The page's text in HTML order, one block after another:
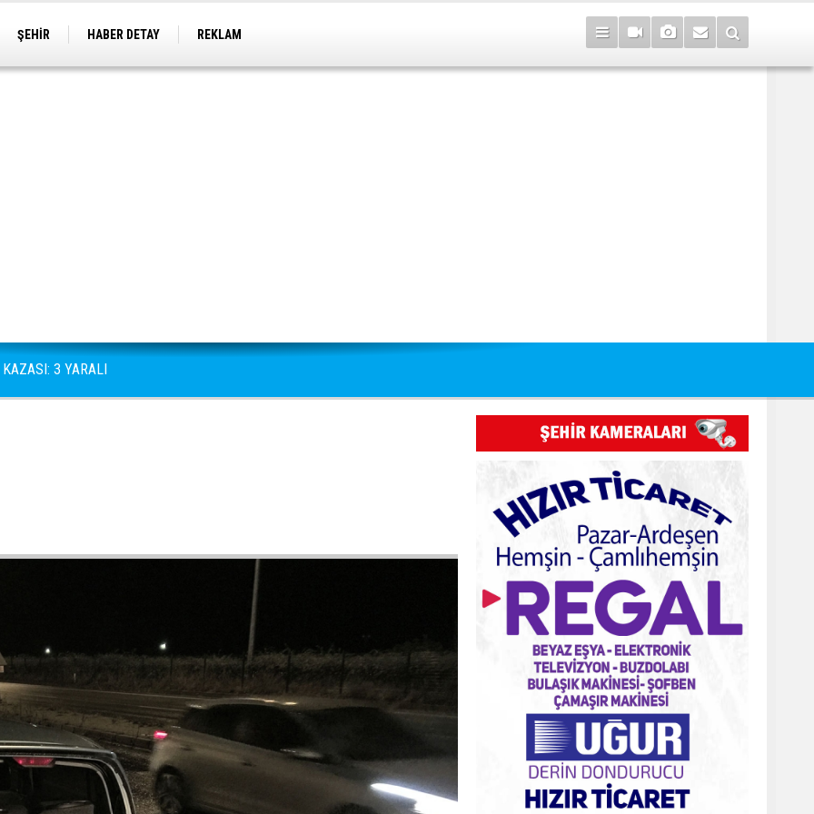
ŞEHİR HABER DETAY REKLAM
3 YARALI